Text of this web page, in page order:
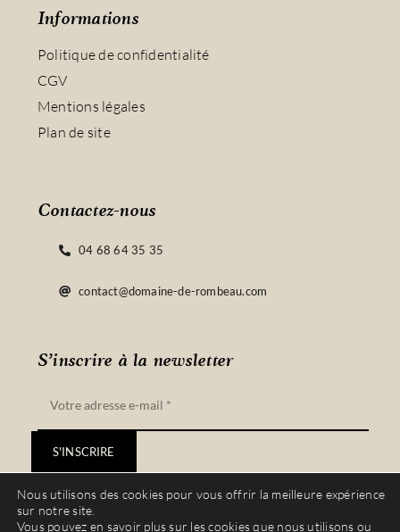
Informations
Politique de confidentialité
CGV
Mentions légales
Plan de site
S’inscrire à la newsletter
S'INSCRIRE
Contactez-nous
04 68 64 35 35
contact@domaine-de-rombeau.com
Nous utilisons des cookies pour vous offrir la meilleure expérience
sur notre site.
Vous pouvez en savoir plus sur les cookies que nous utilisons ou